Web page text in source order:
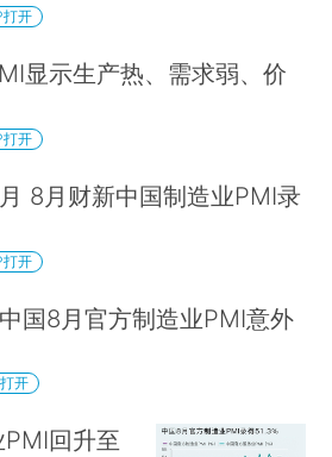
打开
显示生产热、需求弱、价
打开
8月财新中国制造业PMI录
打开
国8月官方制造业PMI意外
开
回升至